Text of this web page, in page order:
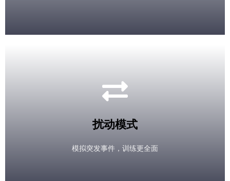
扰动模式
模拟突发事件，训练更全面